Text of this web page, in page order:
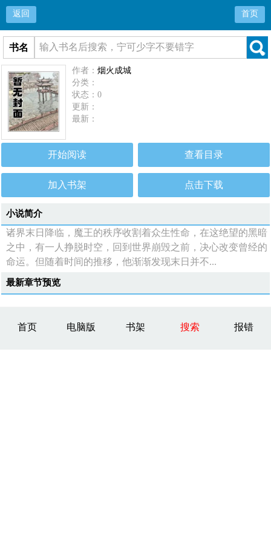
返回 首页
书名
作者：烟火成城
分类：
状态：0
更新：
最新：
开始阅读 查看目录
加入书架 点击下载
小说简介
诸界末日降临，魔王的秩序收割着众生性命，在这绝望的黑暗
之中，有一人挣脱时空，回到世界崩毁之前，决心改变曾经的
命运。但随着时间的推移，他渐渐发现末日并不...
最新章节预览
首页 电脑版 书架 搜索 报错